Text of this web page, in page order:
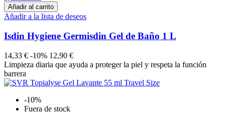
Añadir al carrito
Añadir a la lista de deseos
Isdin Hygiene Germisdin Gel de Baño 1 L
14,33 € -10% 12,90 €
Limpieza diaria que ayuda a proteger la piel y respeta la función
barrera
-10%
Fuera de stock